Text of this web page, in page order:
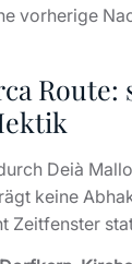
und gute
Deià oder
Sie
Sie vorab
Casa de